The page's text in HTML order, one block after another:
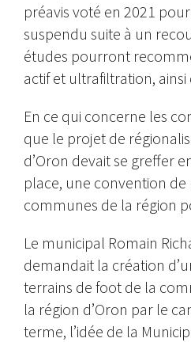
préavis voté en 2021
suspendu suite à un
études pourront
actif et ultrafiltration,
En ce qui concerne les
que le projet de
d’Oron devait se greffer
place, une convention
communes de la région
Le municipal Romain
demandait la création
terrains de foot de la
la région d’Oron par le
terme, l’idée de la